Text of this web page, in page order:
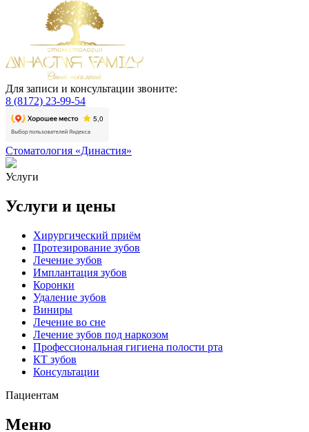
Для записи и консультации звоните:
8 (8172) 23-99-54
Стоматология «Династия»
Услуги
Услуги и цены
Хирургический приём
Протезирование зубов
Лечение зубов
Имплантация зубов
Коронки
Удаление зубов
Виниры
Лечение во сне
Лечение зубов под наркозом
Профессиональная гигиена полости рта
КТ зубов
Консультации
Пациентам
Меню